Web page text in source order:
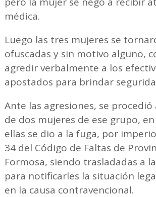
médica.
Luego las tres mujeres se
ofuscadas y sin motivo alguno,
agredir verbalmente a los
apostados para brindar
Ante las agresiones, se procedió
de dos mujeres de ese grupo,
ellas se dio a la fuga, por
34 del Código de Faltas de
Formosa, siendo trasladadas a
para notificarles la situación
en la causa contravencional.